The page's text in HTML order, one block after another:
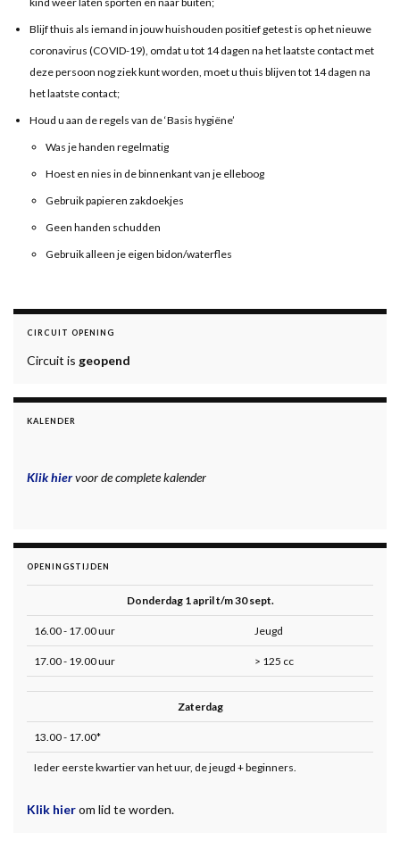
Blijf thuis als iemand in jouw huishouden positief getest is op het nieuwe
coronavirus (COVID-19), omdat u tot 14 dagen na het laatste contact met
deze persoon nog ziek kunt worden, moet u thuis blijven tot 14 dagen na
het laatste contact;
Houd u aan de regels van de ‘Basis hygiëne’
Was je handen regelmatig
Hoest en nies in de binnenkant van je elleboog
Gebruik papieren zakdoekjes
Geen handen schudden
Gebruik alleen je eigen bidon/waterfles
CIRCUIT OPENING
Circuit is geopend
KALENDER
Klik hiervoor de complete kalender
OPENINGSTIJDEN
Donderdag 1 april t/m 30 sept.
16.00 - 17.00 uur Jeugd
17.00 - 19.00 uur > 125 cc
Zaterdag
13.00 - 17.00*
Ieder eerste kwartier van het uur, de jeugd + beginners.
Klik hierom lid te worden.